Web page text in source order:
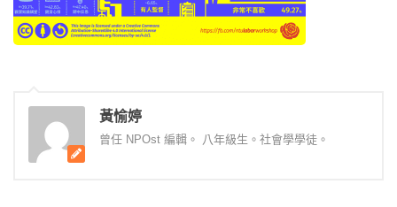
黃愉婷
曾任 NPOst 編輯。 八年級生。社會學學徒。